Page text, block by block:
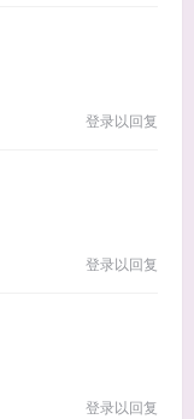
登录以回复
登录以回复
登录以回复